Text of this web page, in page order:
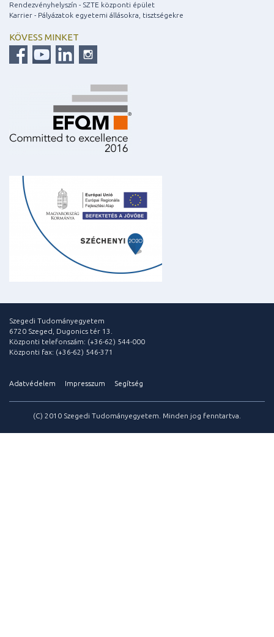
Rendezvényhelyszín - SZTE központi épület
Karrier - Pályázatok egyetemi állásokra, tisztségekre
KÖVESS MINKET
Szegedi Tudományegyetem
6720 Szeged, Dugonics tér 13.
Központi telefonszám: (+36-62) 544-000
Központi fax: (+36-62) 546-371
Adatvédelem Impresszum Segítség
(C) 2010 Szegedi Tudományegyetem. Minden jog fenntartva.